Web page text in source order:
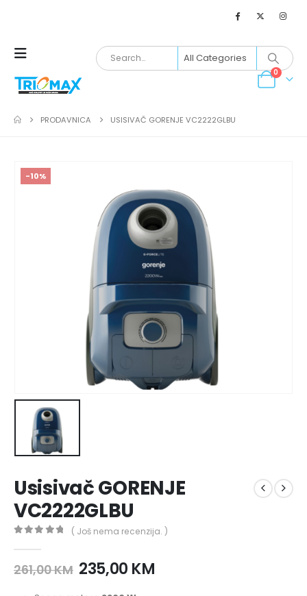
0
PRODAVNICA USISIVAČ GORENJE VC2222GLBU
-10%
Usisivač GORENJE
VC2222GLBU
( Još nema recenzija. )
261,00KM 235,00 KM